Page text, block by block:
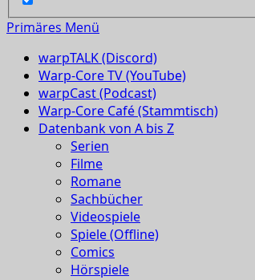
Primäres Menü
warpTALK (Discord)
Warp-Core TV (YouTube)
warpCast (Podcast)
Warp-Core Café (Stammtisch)
Datenbank von A bis Z
Serien
Filme
Romane
Sachbücher
Videospiele
Spiele (Offline)
Comics
Hörspiele